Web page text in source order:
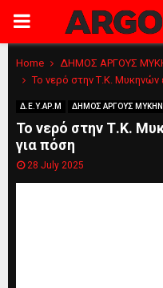
PRIMARY
MENU
Home
ΔΗΜΟΣ ΑΡΓΟΥΣ
Το νερό στην Τ.Κ. Μυκηνών
Δ.Ε.Υ.ΑΡ.Μ ΔΗΜΟΣ ΑΡΓΟΥΣ
Το νερό στην Τ.Κ.
για πόση
28 July 2025